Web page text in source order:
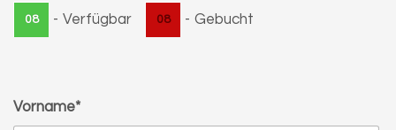
08 - Verfügbar 08 - Gebucht
Vorname*